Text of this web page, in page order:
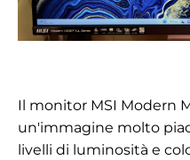
Il monitor MSI Modern
un'immagine molto
livelli di luminosità e